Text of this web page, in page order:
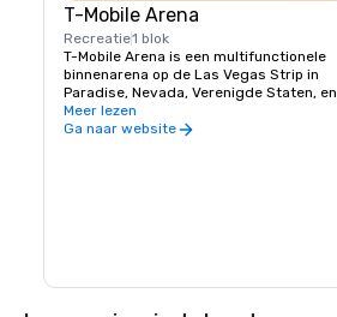
T-Mobile Arena
Recreatie1 blok
T-Mobile Arena is een multifunctionele
binnenarena op de Las Vegas Strip in
Paradise, Nevada, Verenigde Staten, en
is de thuisbasis van de Vegas Golden
Knights van de National Hockey League,
Meer lezen
Ga naar website